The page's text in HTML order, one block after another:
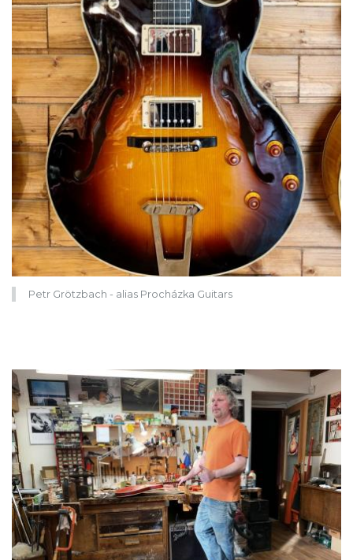
Petr Grötzbach - alias Procházka Guitars